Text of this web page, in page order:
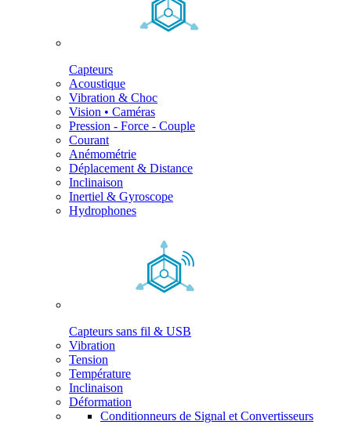
Capteurs
Acoustique
Vibration & Choc
Vision • Caméras
Pression - Force - Couple
Courant
Anémométrie
Déplacement & Distance
Inclinaison
Inertiel & Gyroscope
Hydrophones
Capteurs sans fil & USB
Vibration
Tension
Température
Inclinaison
Déformation
Conditionneurs de Signal et Convertisseurs